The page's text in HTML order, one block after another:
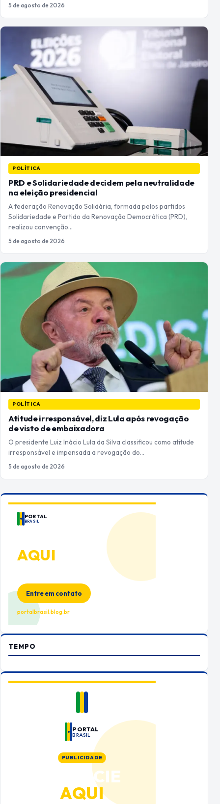
5 de agosto de 2026
POLÍTICA
PRD e Solidariedade decidem pela neutralidade
na eleição presidencial
A federação Renovação Solidária, formada pelos partidos
Solidariedade e Partido da Renovação Democrática (PRD),
realizou convenção…
5 de agosto de 2026
POLÍTICA
Atitude irresponsável, diz Lula após revogação
de visto de embaixadora
O presidente Luiz Inácio Lula da Silva classificou como atitude
irresponsável e impensada a revogação do…
5 de agosto de 2026
PORTAL
BRASIL
AQUI
Entre em contato
portalbrasil.blog.br
TEMPO
PORTAL
BRASIL
PUBLICIDADE
ANUNCIE
AQUI